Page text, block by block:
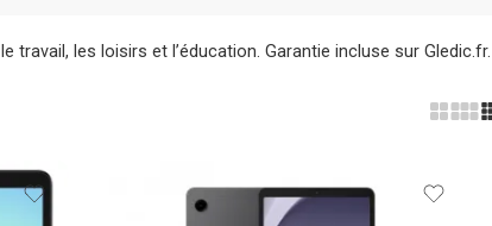
travail, les loisirs et l’éducation. Garantie incluse sur Gledic.fr.